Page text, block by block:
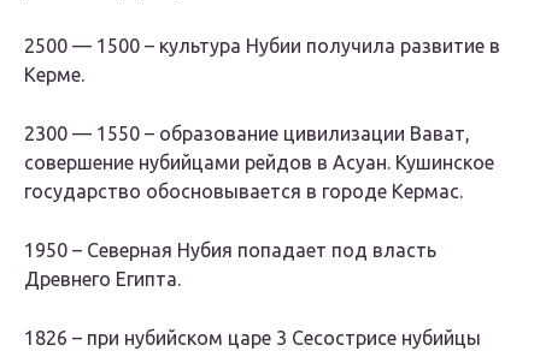
2500 — 1500 – культура Нубии получила развитие в
Керме.
2300 — 1550 – образование цивилизации Вават,
совершение нубийцами рейдов в Асуан. Кушинское
государство обосновывается в городе Кермас.
1950 – Северная Нубия попадает под власть
Древнего Египта.
1826 – при нубийском царе 3 Сесострисе нубийцы